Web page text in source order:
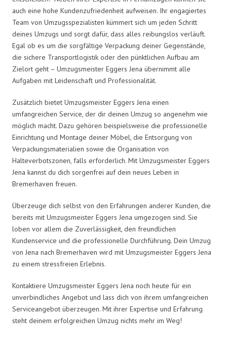
auch eine hohe Kundenzufriedenheit aufweisen. Ihr engagiertes
Team von Umzugsspezialisten kümmert sich um jeden Schritt
deines Umzugs und sorgt dafür, dass alles reibungslos verläuft.
Egal ob es um die sorgfältige Verpackung deiner Gegenstände,
die sichere Transportlogistik oder den pünktlichen Aufbau am
Zielort geht – Umzugsmeister Eggers Jena übernimmt alle
Aufgaben mit Leidenschaft und Professionalität.
Zusätzlich bietet Umzugsmeister Eggers Jena einen
umfangreichen Service, der dir deinen Umzug so angenehm wie
möglich macht. Dazu gehören beispielsweise die professionelle
Einrichtung und Montage deiner Möbel, die Entsorgung von
Verpackungsmaterialien sowie die Organisation von
Halteverbotszonen, falls erforderlich. Mit Umzugsmeister Eggers
Jena kannst du dich sorgenfrei auf dein neues Leben in
Bremerhaven freuen.
Überzeuge dich selbst von den Erfahrungen anderer Kunden, die
bereits mit Umzugsmeister Eggers Jena umgezogen sind. Sie
loben vor allem die Zuverlässigkeit, den freundlichen
Kundenservice und die professionelle Durchführung. Dein Umzug
von Jena nach Bremerhaven wird mit Umzugsmeister Eggers Jena
zu einem stressfreien Erlebnis.
Kontaktiere Umzugsmeister Eggers Jena noch heute für ein
unverbindliches Angebot und lass dich von ihrem umfangreichen
Serviceangebot überzeugen. Mit ihrer Expertise und Erfahrung
steht deinem erfolgreichen Umzug nichts mehr im Weg!